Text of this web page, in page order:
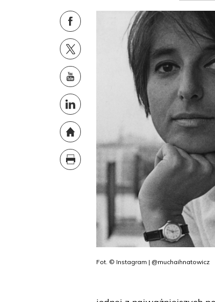
Fot. © Instagram | @muchaihnatowicz